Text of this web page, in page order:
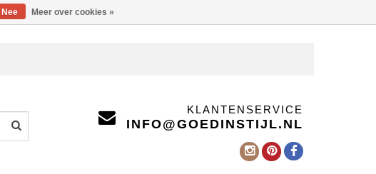
KLANTENSERVICE
INFO@GOEDINSTIJL.NL
Nee Meer over cookies »